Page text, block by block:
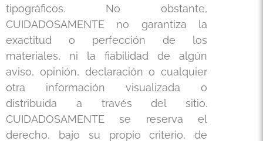
tipográficos. No obstante,
CUIDADOSAMENTE no garantiza la
exactitud o perfección de los
materiales, ni la fiabilidad de algún
aviso, opinión, declaración o cualquier
otra información visualizada o
distribuida a través del sitio.
CUIDADOSAMENTE se reserva el
derecho, bajo su propio criterio, de